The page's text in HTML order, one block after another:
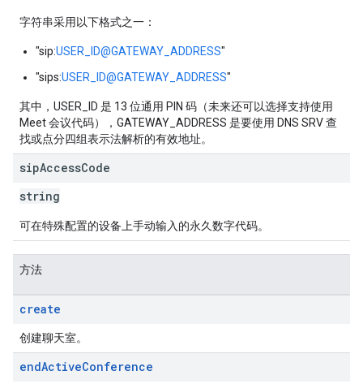
字符串采用以下格式之一：
"sip:USER_ID@GATEWAY_ADDRESS"
"sips:USER_ID@GATEWAY_ADDRESS"
其中，USER_ID 是 13 位通用 PIN 码（未来还可以选择支持使用
Meet 会议代码），GATEWAY_ADDRESS 是要使用 DNS SRV 查
找或点分四组表示法解析的有效地址。
sipAccessCode
string
可在特殊配置的设备上手动输入的永久数字代码。
方法
create
创建聊天室。
endActiveConference